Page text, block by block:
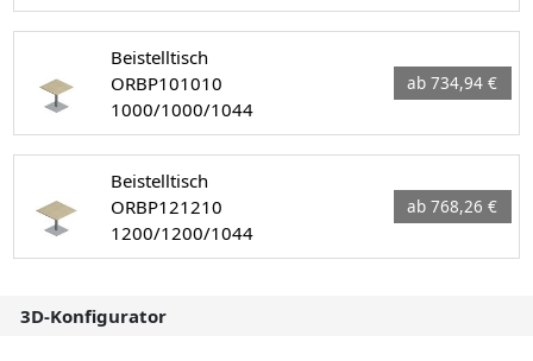
Beistelltisch
ORBP101010
1000/1000/1044
ab 734,94 €
Beistelltisch
ORBP121210
1200/1200/1044
ab 768,26 €
3D-Konfigurator